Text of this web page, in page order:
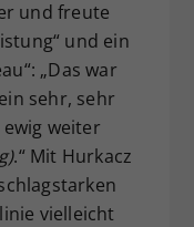
und freute
und ein
„Das war
sehr, sehr
weiter
.“ Mit Hurkacz
vielleicht